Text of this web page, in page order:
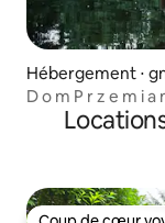
Hébergement ⋅
D o m P r z e m i a